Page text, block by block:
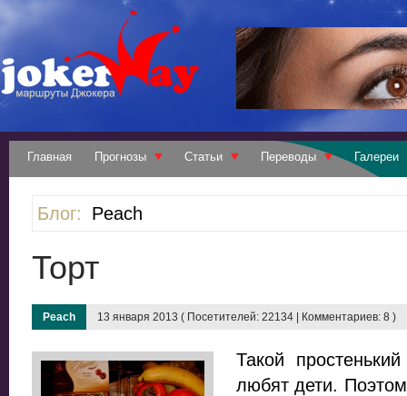
Главная Прогнозы Статьи Переводы Галереи
Блог: Peach
Торт
Peach 13 января 2013 ( Посетителей: 22134 | Комментариев: 8 )
Такой
любят дети.